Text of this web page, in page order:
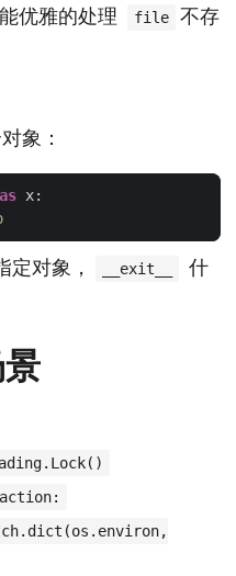
优雅的处理
file
不存
象：
as
定对象， __exit__
什